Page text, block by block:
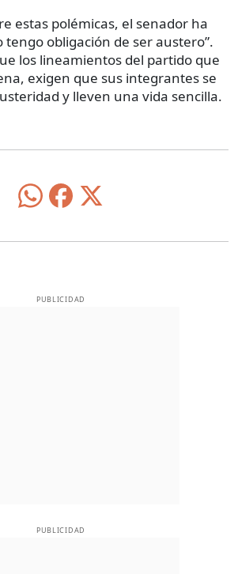
estas polémicas, el senador ha
tengo obligación de ser austero”.
los lineamientos del partido que
exigen que sus integrantes se
y lleven una vida sencilla.
PUBLICIDAD
PUBLICIDAD